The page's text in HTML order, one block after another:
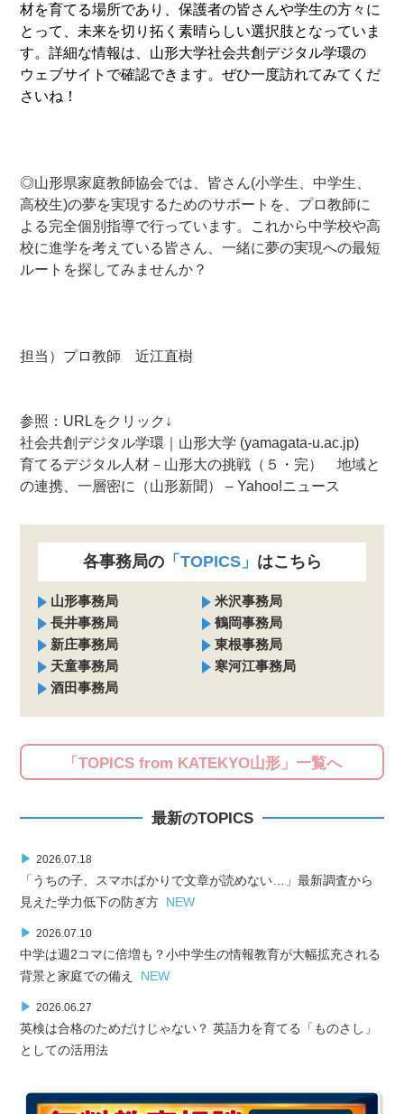
材を育てる場所であり、保護者の皆さんや学生の方々に
とって、未来を切り拓く素晴らしい選択肢となっていま
す。詳細な情報は、山形大学社会共創デジタル学環の
ウェブサイトで確認できます。ぜひ一度訪れてみてくだ
さいね！
◎山形県家庭教師協会では、皆さん(小学生、中学生、
高校生)の夢を実現するためのサポートを、プロ教師に
よる完全個別指導で行っています。これから中学校や高
校に進学を考えている皆さん、一緒に夢の実現への最短
ルートを探してみませんか？
担当）プロ教師 近江直樹
参照：URLをクリック↓
社会共創デジタル学環｜山形大学 (yamagata-u.ac.jp)
育てるデジタル人材－山形大の挑戦（５・完） 地域と
の連携、一層密に（山形新聞） – Yahoo!ニュース
各事務局の「TOPICS」 はこちら
山形事務局
米沢事務局
長井事務局
鶴岡事務局
新庄事務局
東根事務局
天童事務局
寒河江事務局
酒田事務局
「TOPICS from KATEKYO山形」一覧へ
最新のTOPICS
▶ 2026.07.18
「うちの子、スマホばかりで文章が読めない…」最新調査から
見えた学力低下の防ぎ方 NEW
▶ 2026.07.10
中学は週2コマに倍増も？小中学生の情報教育が大幅拡充される
背景と家庭での備え NEW
▶ 2026.06.27
英検は合格のためだけじゃない？ 英語力を育てる「ものさし」
としての活用法